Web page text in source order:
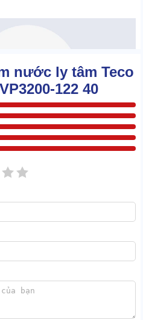
đem đến sự tiện dụng trong quá
máy bơm ly tâm thường được
hàn. Bộ phận này thực hiện
nước ly tâm Teco
122 40
5 sao
4 sao